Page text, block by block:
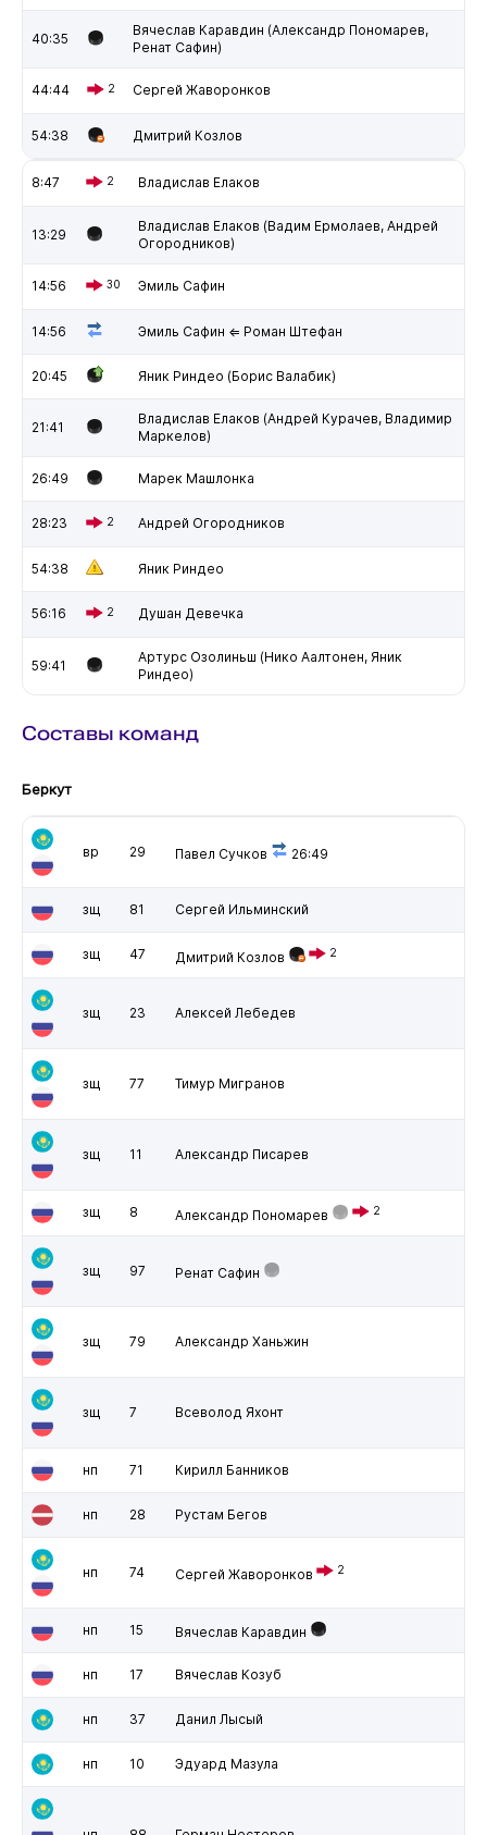
40:35
Вячеслав Каравдин (Александр Пономарев,
Ренат Сафин)
44:44 2 Сергей Жаворонков
54:38 Дмитрий Козлов
8:47 2 Владислав Елаков
13:29
Владислав Елаков (Вадим Ермолаев, Андрей
Огородников)
14:56 30 Эмиль Сафин
14:56 Эмиль Сафин ⇐ Роман Штефан
20:45 Яник Риндео (Борис Валабик)
21:41
Владислав Елаков (Андрей Курачев, Владимир
Маркелов)
26:49 Марек Машлонка
28:23 2 Андрей Огородников
54:38 Яник Риндео
56:16 2 Душан Девечка
59:41
Артурс Озолиньш (Нико Аалтонен, Яник
Риндео)
Составы команд
Беркут
вр 29 Павел Сучков 26:49
зщ 81 Сергей Ильминский
зщ 47 Дмитрий Козлов 2
зщ 23 Алексей Лебедев
зщ 77 Тимур Мигранов
зщ 11 Александр Писарев
зщ 8 Александр Пономарев 2
зщ 97 Ренат Сафин
зщ 79 Александр Ханьжин
зщ 7 Всеволод Яхонт
нп 71 Кирилл Банников
нп 28 Рустам Бегов
нп 74 Сергей Жаворонков 2
нп 15 Вячеслав Каравдин
нп 17 Вячеслав Козуб
нп 37 Данил Лысый
нп 10 Эдуард Мазула